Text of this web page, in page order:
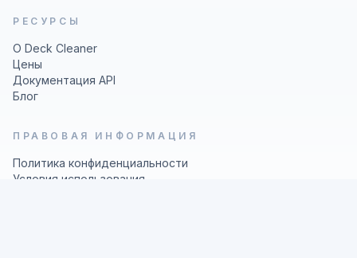
РЕСУРСЫ
О Deck Cleaner
Цены
Документация API
Блог
ПРАВОВАЯ ИНФОРМАЦИЯ
Политика конфиденциальности
Условия использования